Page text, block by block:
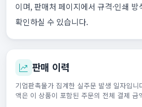
이며, 판매처 페이지에서 규격·인쇄
확인하실 수 있습니다.
판매 이력
기업판촉물가 집계한 실주문 발생 일자입
액은 이 상품이 포함된 주문의 전체 결제 금